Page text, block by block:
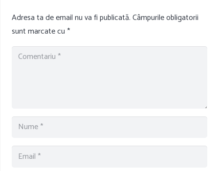
Adresa ta de email nu va fi publicată.Câmpurile obligatorii
sunt marcate cu *